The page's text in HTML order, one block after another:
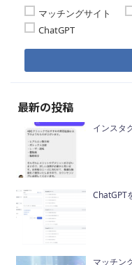
マッチングサイト
ChatGPT
最新の投稿
インスタ
ChatGPT
マッチン